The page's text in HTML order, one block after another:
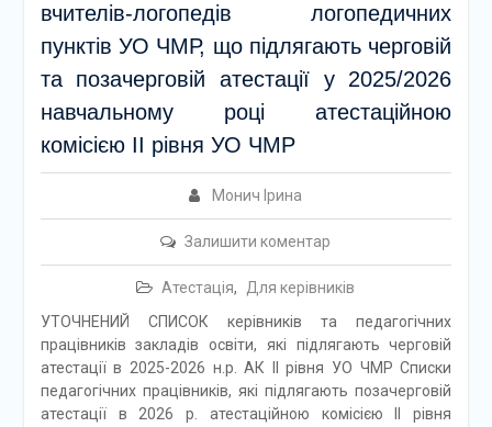
вчителів-логопедів логопедичних
пунктів УО ЧМР, що підлягають черговій
та позачерговій атестації у 2025/2026
навчальному році атестаційною
комісією ІІ рівня УО ЧМР
Монич Ірина
Залишити коментар
Атестація,
Для керівників
УТОЧНЕНИЙ СПИСОК керівників та педагогічних
працівників закладів освіти, які підлягають черговій
атестації в 2025-2026 н.р. АК ІІ рівня УО ЧМР Списки
педагогічних працівників, які підлягають позачерговій
атестації в 2026 р. атестаційною комісією ІІ рівня